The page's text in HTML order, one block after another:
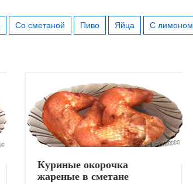
Со сметаной Пиво Яйца С лимоном
Куриные окорочка
жареные в сметане